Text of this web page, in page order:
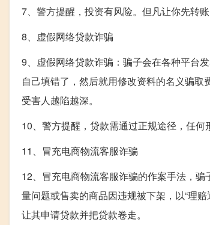
7、警方提醒，投资有风险。但凡让你先转账
8、虚假网络贷款诈骗
9、虚假网络贷款诈骗：骗子会在各种平台
自己填错了，然后就用修改资料的名义骗取
受害人越陷越深。
10、警方提醒，贷款需通过正规途径，任何
11、冒充电商物流客服诈骗
12、冒充电商物流客服诈骗的作案手法，
量问题或售卖的商品因违规被下架，以“理
让其申请贷款并把贷款卷走。